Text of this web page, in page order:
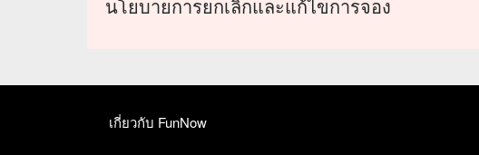
นโยบายการยกเลิกและแก้ไขการจอง
เกี่ยวกับ FunNow